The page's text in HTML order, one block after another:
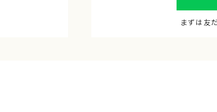
まずは友